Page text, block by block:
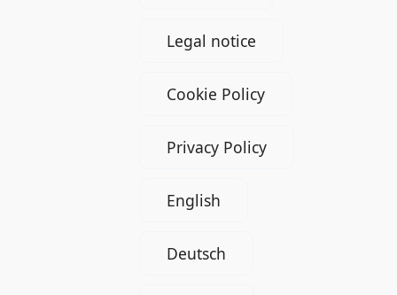
Legal notice
Cookie Policy
Privacy Policy
English
Deutsch